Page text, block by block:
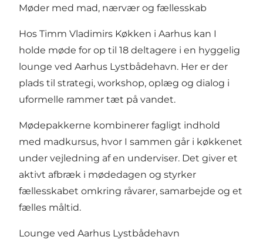
Møder med mad, nærvær og fællesskab
Hos Timm Vladimirs Køkken i Aarhus kan I
holde møde for op til 18 deltagere i en hyggelig
lounge ved Aarhus Lystbådehavn. Her er der
plads til strategi, workshop, oplæg og dialog i
uformelle rammer tæt på vandet.
Mødepakkerne kombinerer fagligt indhold
med madkursus, hvor I sammen går i køkkenet
under vejledning af en underviser. Det giver et
aktivt afbræk i mødedagen og styrker
fællesskabet omkring råvarer, samarbejde og et
fælles måltid.
Lounge ved Aarhus Lystbådehavn